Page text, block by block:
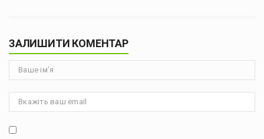
ЗАЛИШИТИ КОМЕНТАР